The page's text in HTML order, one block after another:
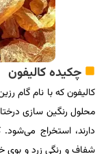
چکیده کالیفون
کالیفون که با نام گام
محلول رنگین‌ سازی
دارند، استخراج
شفاف و رنگی زرد و بوی